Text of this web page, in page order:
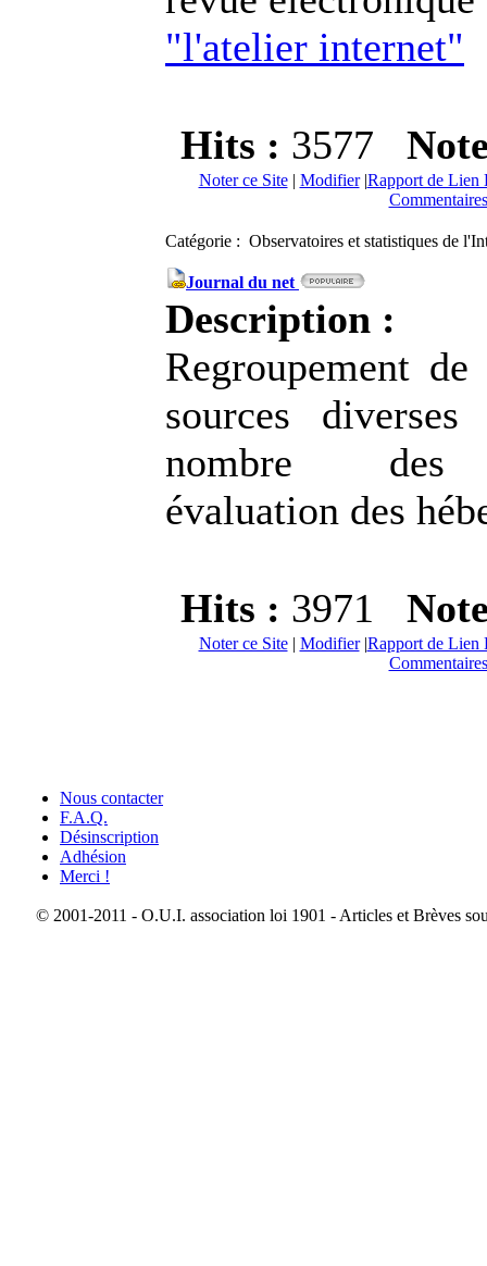
"l'atelier internet"
Hits : 3577
Noter ce Site| Modifier|Rapport de Lien
Catégorie : Observatoires et statistiques de
Journal du net
Description :
Regroupement
sources
nombre des
évaluation des
Hits : 3971
Noter ce Site| Modifier|Rapport de Lien
Nous contacter
F.A.Q.
Désinscription
Adhésion
Merci !
© 2001-2011 - O.U.I. association loi 1901 - Articles et Brèves